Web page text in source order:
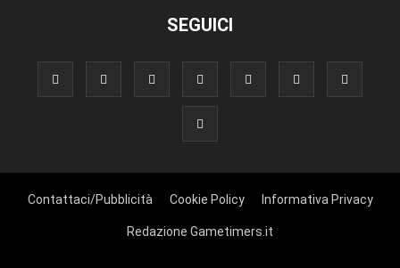
SEGUICI
Contattaci/Pubblicità Cookie Policy Informativa Privacy
Redazione Gametimers.it